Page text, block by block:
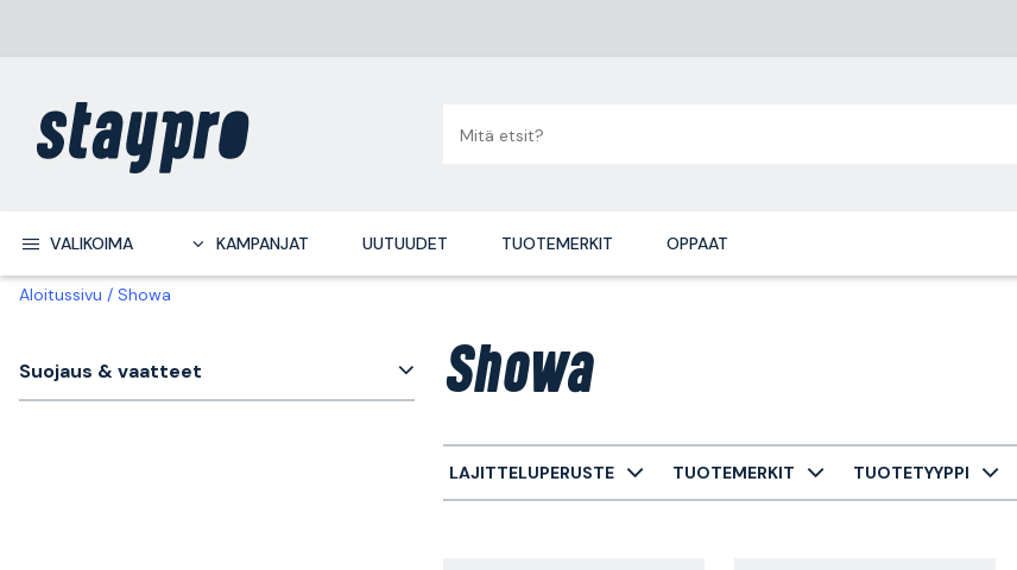
VALIKOIMA KAMPANJAT UUTUUDET TUOTEMERKIT OPPAAT
Aloitussivu Showa
Suojaus & vaatteet Showa
LAJITTELUPERUSTE TUOTEMERKIT TUOTETYYPPI